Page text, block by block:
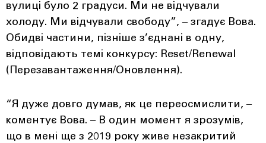
вулиці було 2 градуси. Ми не відчували
холоду. Ми відчували свободу”, ‒ згадує Вова.
Обидві частини, пізніше з’єднані в одну,
відповідають темі конкурсу: Reset/Renewal
(Перезавантаження/Оновлення).
“Я дуже довго думав, як це переосмислити, ‒
коментує Вова. ‒ В один момент я зрозумів,
що в мені ще з 2019 року живе незакритий